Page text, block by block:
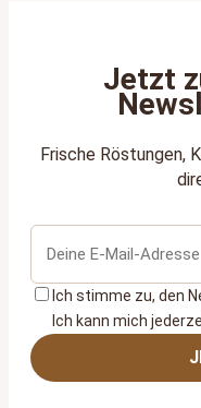
Jetzt
Frische Röstungen,
Ich stimme zu, den
Ich kann mich